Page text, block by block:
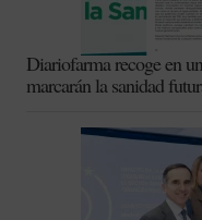
Diariofarma recoge en
marcarán la sanidad